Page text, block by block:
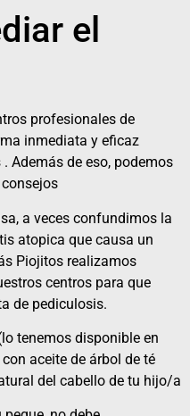
el
profesionales de
inmediata y eficaz
Además de eso, podemos
a veces confundimos la
atopica que causa un
Piojitos realizamos
centros para que
de pediculosis.
tenemos disponible en
aceite de árbol de té
del cabello de tu hijo/a